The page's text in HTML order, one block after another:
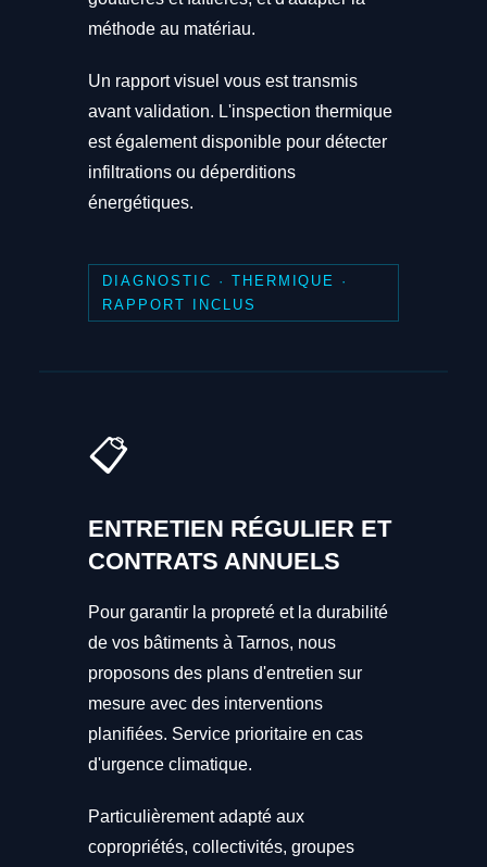
méthode au matériau.
Un rapport visuel vous est transmis
avant validation. L'inspection thermique
est également disponible pour détecter
infiltrations ou déperditions
énergétiques.
DIAGNOSTIC · THERMIQUE ·
RAPPORT INCLUS
📋
ENTRETIEN RÉGULIER ET
CONTRATS ANNUELS
Pour garantir la propreté et la durabilité
de vos bâtiments à Tarnos, nous
proposons des plans d'entretien sur
mesure avec des interventions
planifiées. Service prioritaire en cas
d'urgence climatique.
Particulièrement adapté aux
copropriétés, collectivités, groupes